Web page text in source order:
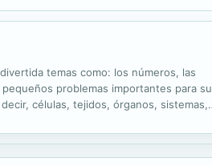
temas como: los números, las
problemas importantes para su
células, tejidos, órganos, sistemas,